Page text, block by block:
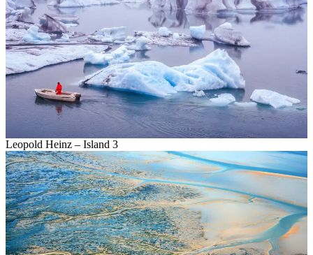
Leopold Heinz – Island 3